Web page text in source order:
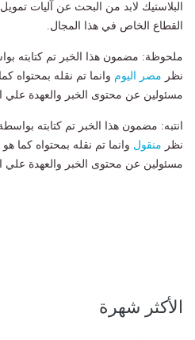
البلاستيك لابد من البحث عن آليات
القطاع الخاص في هذا المجال.
ملحوظة: مضمون هذا الخبر تم كتابته
نظر مصر اليوم وانما تم نقله بمحتواه
مسئولين عن محتوى الخبر والعهدة علي
انتبه: مضمون هذا الخبر تم كتابته
نظر منقول وانما تم نقله بمحتواه كما
مسئولين عن محتوى الخبر والعهدة علي
الأكثر شهرة